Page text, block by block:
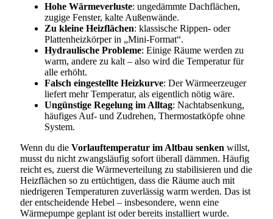
Hohe Wärmeverluste: ungedämmte Dachflächen,
zugige Fenster, kalte Außenwände.
Zu kleine Heizflächen: klassische Rippen- oder
Plattenheizkörper in „Mini-Format“.
Hydraulische Probleme: Einige Räume werden zu
warm, andere zu kalt – also wird die Temperatur für
alle erhöht.
Falsch eingestellte Heizkurve: Der Wärmeerzeuger
liefert mehr Temperatur, als eigentlich nötig wäre.
Ungünstige Regelung im Alltag: Nachtabsenkung,
häufiges Auf- und Zudrehen, Thermostatköpfe ohne
System.
Wenn du die Vorlauftemperatur im Altbau senken willst,
musst du nicht zwangsläufig sofort überall dämmen. Häufig
reicht es, zuerst die Wärmeverteilung zu stabilisieren und die
Heizflächen so zu ertüchtigen, dass die Räume auch mit
niedrigeren Temperaturen zuverlässig warm werden. Das ist
der entscheidende Hebel – insbesondere, wenn eine
Wärmepumpe geplant ist oder bereits installiert wurde.